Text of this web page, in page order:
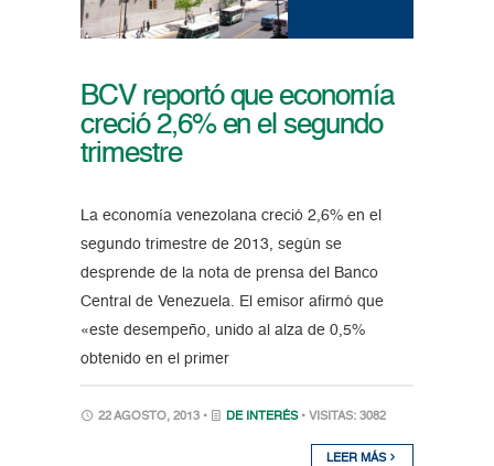
BCV reportó que economía
creció 2,6% en el segundo
trimestre
La economía venezolana creció 2,6% en el
segundo trimestre de 2013, según se
desprende de la nota de prensa del Banco
Central de Venezuela. El emisor afirmó que
«este desempeño, unido al alza de 0,5%
obtenido en el primer
22 AGOSTO, 2013 • DE INTERÉS • VISITAS: 3082
LEER MÁS